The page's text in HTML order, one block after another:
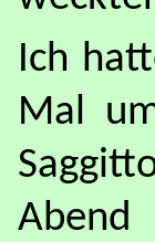
Ich
Mal